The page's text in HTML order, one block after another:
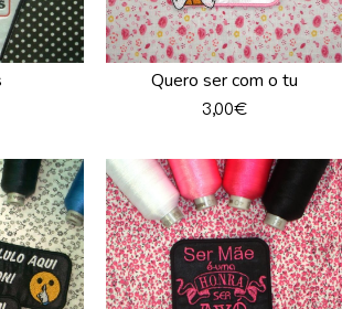
Quero ser com o tu
3,00€